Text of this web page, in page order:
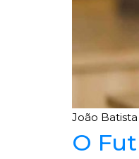
João
O